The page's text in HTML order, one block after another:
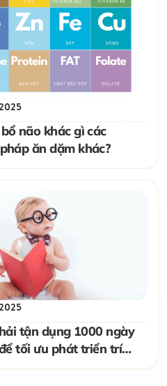
não khác gì các
ăn dặm khác?
tận dụng 1000 ngày
tối ưu phát triển trí